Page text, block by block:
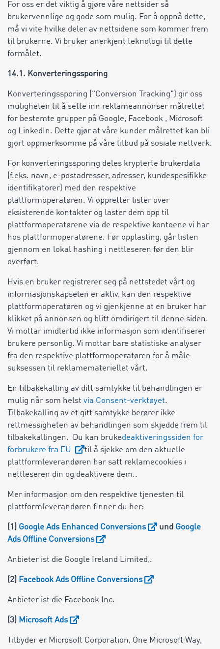
For oss er det viktig å gjøre våre nettsider så
brukervennlige og gode som mulig. For å oppnå dette,
må vi vite hvilke deler av nettsidene som kommer frem
til brukerne. Vi bruker anerkjent teknologi til dette
formålet.
14.1. Konverteringssporing
Konverteringssporing ("Conversion Tracking") gir oss
muligheten til å sette inn reklameannonser målrettet
for bestemte grupper på Google, Facebook , Microsoft
og LinkedIn. Dette gjør at våre kunder målrettet kan bli
gjort oppmerksomme på våre tilbud på sosiale nettverk.
For konverteringssporing deles krypterte brukerdata
(f.eks. navn, e-postadresser, adresser, kundespesifikke
identifikatorer) med den respektive
plattformoperatøren. Vi oppretter lister over
eksisterende kontakter og laster dem opp til
plattformoperatørene via de respektive kontoene vi har
hos plattformoperatørene. Før opplasting, går listen
gjennom en lokal hashing i nettleseren før den blir
overført.
Hvis en bruker registrerer seg på nettstedet vårt og
informasjonskapselen er aktiv, kan den respektive
plattformoperatøren og vi gjenkjenne at en bruker har
klikket på annonsen og blitt omdirigert til denne siden.
Vi mottar imidlertid ikke informasjon som identifiserer
brukere personlig. Vi mottar bare statistiske analyser
fra den respektive plattformoperatøren for å måle
suksessen til reklamemateriellet vårt.
En tilbakekalling av ditt samtykke til behandlingen er
mulig når som helst via Consent-verktøyet.
Tilbakekalling av et gitt samtykke berører ikke
rettmessigheten av behandlingen som skjedde frem til
tilbakekallingen. Du kan brukedeaktiveringssiden for
forbrukere fra EU
til å sjekke om den aktuelle
plattformleverandøren har satt reklamecookies i
nettleseren din og deaktivere dem..
Mer informasjon om den respektive tjenesten til
plattformleverandøren finner du her:
(1) Google Ads Enhanced Conversions und Google
Ads Offline Conversions
Anbieter ist die Google Ireland Limited,.
(2) Facebook Ads Offline Conversions
Anbieter ist die Facebook Inc.
(3) Microsoft Ads
Tilbyder er Microsoft Corporation, One Microsoft Way,